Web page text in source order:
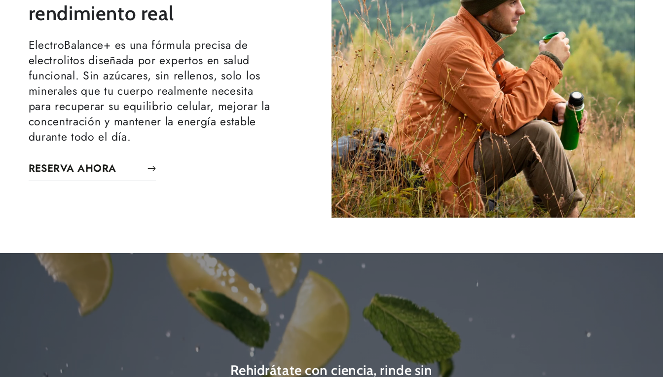
rendimiento real
ElectroBalance+ es una fórmula precisa de
electrolitos diseñada por expertos en salud
funcional. Sin azúcares, sin rellenos, solo los
minerales que tu cuerpo realmente necesita
para recuperar su equilibrio celular, mejorar la
concentración y mantener la energía estable
durante todo el día.
RESERVA AHORA
Rehidrátate con ciencia, rinde sin